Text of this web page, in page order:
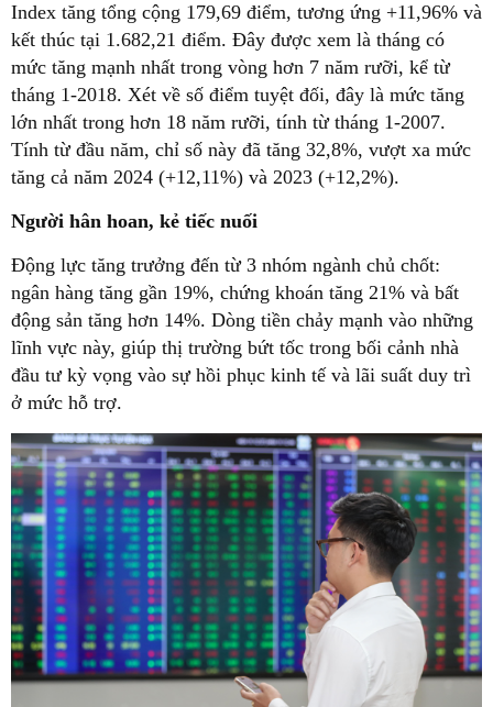
Index tăng tổng cộng 179,69 điểm, tương ứng +11,96% và
kết thúc tại 1.682,21 điểm. Đây được xem là tháng có
mức tăng mạnh nhất trong vòng hơn 7 năm rưỡi, kể từ
tháng 1-2018. Xét về số điểm tuyệt đối, đây là mức tăng
lớn nhất trong hơn 18 năm rưỡi, tính từ tháng 1-2007.
Tính từ đầu năm, chỉ số này đã tăng 32,8%, vượt xa mức
tăng cả năm 2024 (+12,11%) và 2023 (+12,2%).
Người hân hoan, kẻ tiếc nuối
Động lực tăng trưởng đến từ 3 nhóm ngành chủ chốt:
ngân hàng tăng gần 19%, chứng khoán tăng 21% và bất
động sản tăng hơn 14%. Dòng tiền chảy mạnh vào những
lĩnh vực này, giúp thị trường bứt tốc trong bối cảnh nhà
đầu tư kỳ vọng vào sự hồi phục kinh tế và lãi suất duy trì
ở mức hỗ trợ.